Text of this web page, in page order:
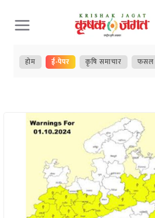
Skip
to
content
होम ई-पेपर कृषि समाचार फसल